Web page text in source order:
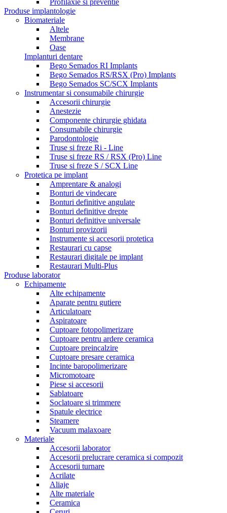
Profilaxie si preventie
Produse implantologie
Biomateriale
Altele
Membrane
Oase
Implanturi dentare
Bego Semados RI Implants
Bego Semados RS/RSX (Pro) Implants
Bego Semados SC/SCX Implants
Instrumentar si consumabile chirurgie
Accesorii chirurgie
Anestezie
Componente chirurgie ghidata
Consumabile chirurgie
Parodontologie
Truse si freze Ri - Line
Truse si freze RS / RSX (Pro) Line
Truse si freze S / SCX Line
Protetica pe implant
Amprentare & analogi
Bonturi de vindecare
Bonturi definitive angulate
Bonturi definitive drepte
Bonturi definitive universale
Bonturi provizorii
Instrumente si accesorii protetica
Restaurari cu capse
Restaurari digitale pe implant
Restaurari Multi-Plus
Produse laborator
Echipamente
Alte echipamente
Aparate pentru gutiere
Articulatoare
Aspiratoare
Cuptoare fotopolimerizare
Cuptoare pentru ardere ceramica
Cuptoare preincalzire
Cuptoare presare ceramica
Incinte baropolimerizare
Micromotoare
Piese si accesorii
Sablatoare
Soclatoare si trimmere
Spatule electrice
Steamere
Vacuum malaxoare
Materiale
Accesorii laborator
Accesorii prelucrare ceramica si compozit
Accesorii turnare
Acrilate
Aliaje
Alte materiale
Ceramica